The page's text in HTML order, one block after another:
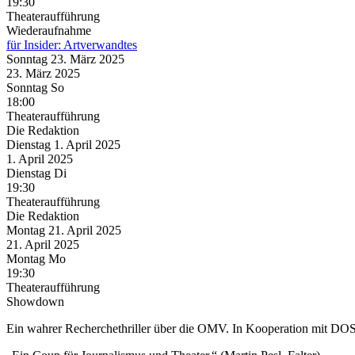
Theateraufführung
Wiederaufnahme
für Insider: Artverwandtes
Sonntag 23. März 2025
23. März 2025
Sonntag So
18:00
Theateraufführung
Die Redaktion
Dienstag 1. April 2025
1. April 2025
Dienstag Di
19:30
Theateraufführung
Die Redaktion
Montag 21. April 2025
21. April 2025
Montag Mo
19:30
Theateraufführung
Showdown
Ein wahrer Recherchethriller über die OMV. In Kooperation mit